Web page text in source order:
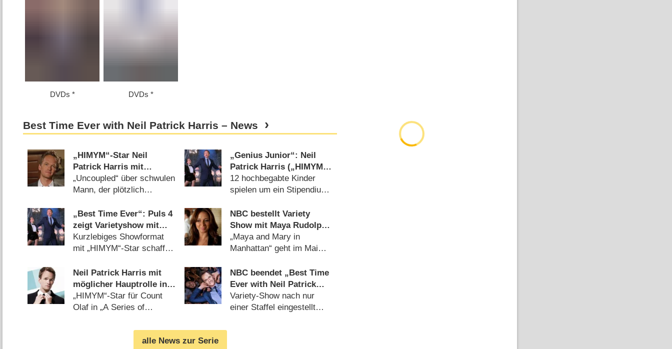
DVDs DVDs
Best Time Ever with Neil Patrick Harris – News
„HIMYM“-Star Neil
Patrick Harris mit
Hauptrolle in neuer
Netflix-Comedy
„Uncoupled“ über schwulen
Mann, der plötzlich
06.08.2021)
„Genius Junior“: Neil
Patrick Harris („HIMYM“)
moderiert Kinder-
Gameshow bei NBC
12 hochbegabte Kinder
spielen um ein Stipendium
„Best Time Ever“: Puls 4
zeigt Varietyshow mit
Neil Patrick Harris
Kurzlebiges Showformat
mit „HIMYM“-Star schafft
Fernsehen (26.05.2016)
NBC bestellt Variety
Show mit Maya Rudolph
und Martin Short
„Maya and Mary in
Manhattan“ geht im Mai
(14.02.2016)
Neil Patrick Harris mit
möglicher Hauptrolle in
Netflix-Serie
„HIMYM“-Star für Count
Olaf in „A Series of
18.01.2016)
NBC beendet „Best Time
Ever with Neil Patrick
Harris“
Variety-Show nach nur
einer Staffel eingestellt
alle News zur Serie